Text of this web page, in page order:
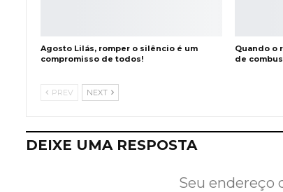
Agosto Lilás, romper o silêncio é um
compromisso de todos!
Quando o
de
PREV NEXT
DEIXE UMA RESPOSTA
Seu endereço